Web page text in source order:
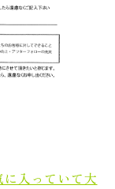
入っていて大